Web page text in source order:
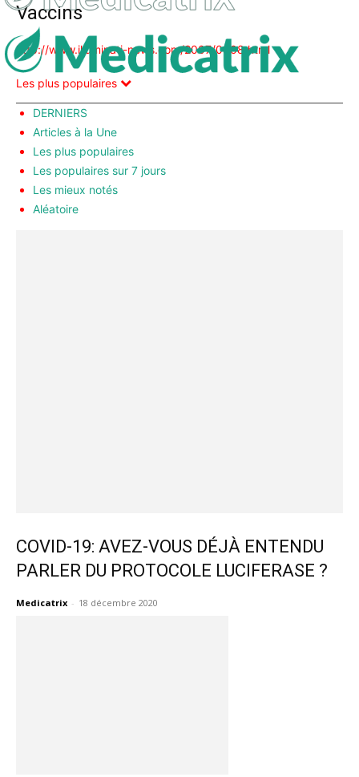
Vaccins
http://www.illuminati-news.com/2007/0908.html
Les plus populaires
DERNIERS
Articles à la Une
Les plus populaires
Les populaires sur 7 jours
Les mieux notés
Aléatoire
COVID-19: AVEZ-VOUS DÉJÀ ENTENDU
PARLER DU PROTOCOLE LUCIFERASE ?
Medicatrix - 18 décembre 2020